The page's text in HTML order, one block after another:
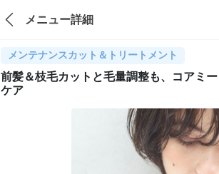
メニュー詳細
メンテナンスカット＆トリートメント
前髪＆枝毛カットと毛量調整も、コアミ
ケア